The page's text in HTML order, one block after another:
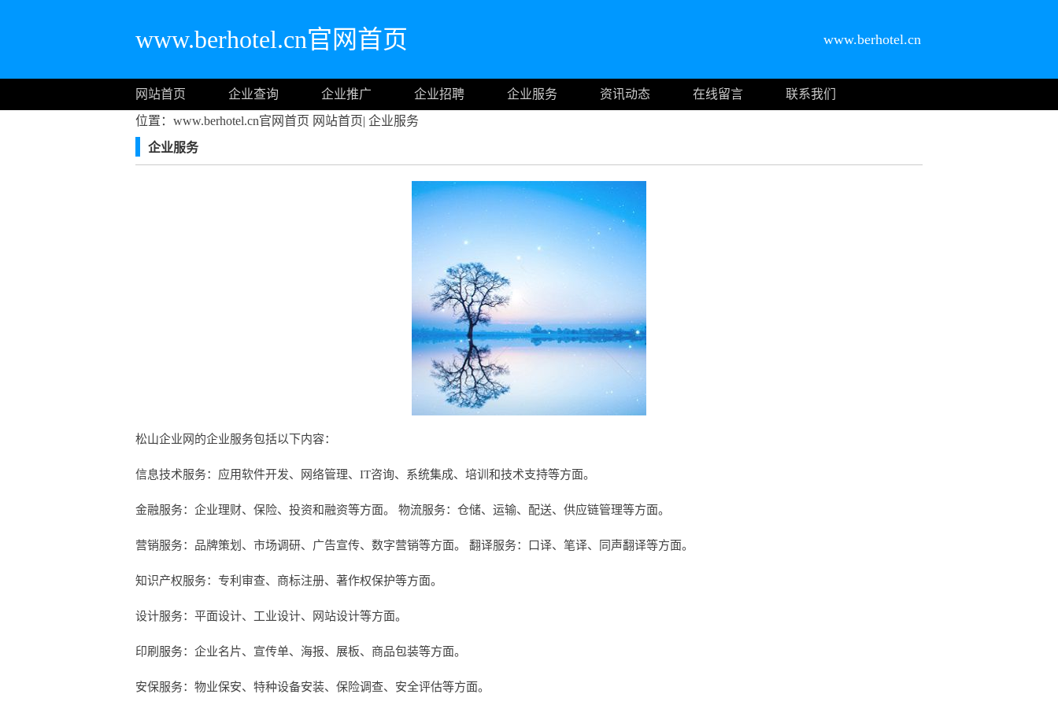
www.berhotel.cn官网首页 www.berhotel.cn
网站首页 企业查询 企业推广 企业招聘 企业服务 资讯动态 在线留言
联系我们
位置：www.berhotel.cn官网首页 网站首页| 企业服务
企业服务
松山企业网的企业服务包括以下内容：
信息技术服务：应用软件开发、网络管理、IT咨询、系统集成、培训和技术支持等方面。
金融服务：企业理财、保险、投资和融资等方面。 物流服务：仓储、运输、配送、供应链管理等方面。
营销服务：品牌策划、市场调研、广告宣传、数字营销等方面。 翻译服务：口译、笔译、同声翻译等方面。
知识产权服务：专利审查、商标注册、著作权保护等方面。
设计服务：平面设计、工业设计、网站设计等方面。
印刷服务：企业名片、宣传单、海报、展板、商品包装等方面。
安保服务：物业保安、特种设备安装、保险调查、安全评估等方面。